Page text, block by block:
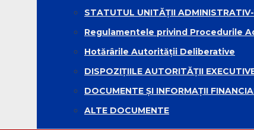
STATUTUL UNITĂȚII
Regulamentele privind Procedurile
Hotărârile Autorității Deliberative
DISPOZIȚIILE AUTORITĂȚII
DOCUMENTE ȘI INFORMAȚII
ALTE DOCUMENTE